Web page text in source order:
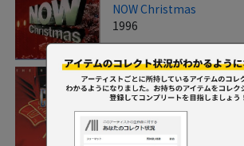
NOW Christmas
1996
スティル・クルージン
1997